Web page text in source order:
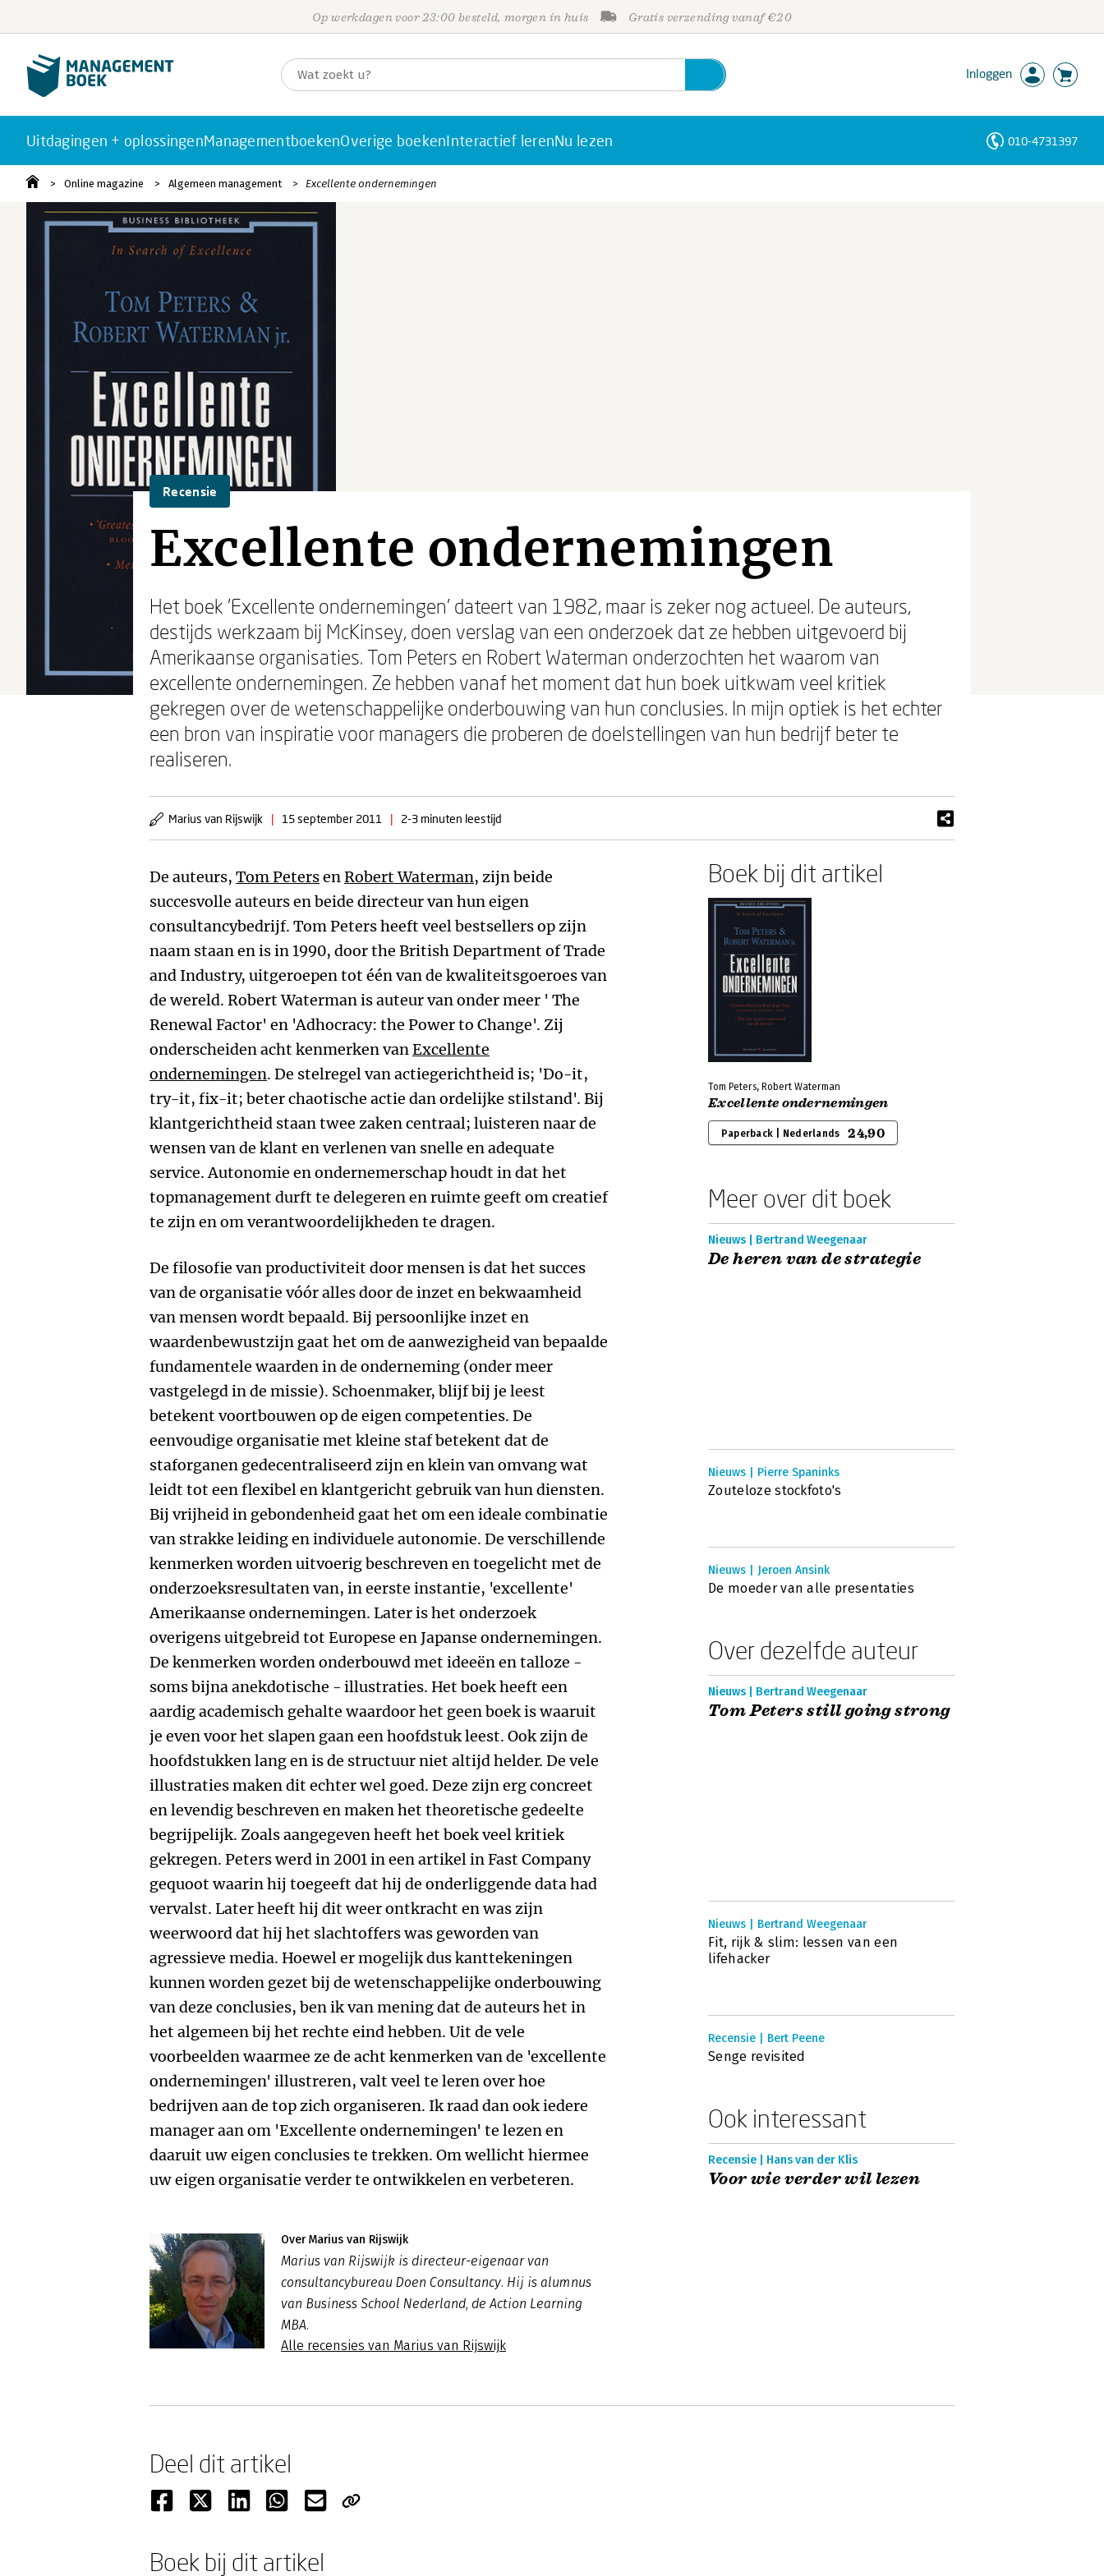
Op werkdagen voor 23:00 besteld, morgen in huis Gratis verzending vanaf €20
Inloggen
Uitdagingen + oplossingenManagementboekenOverige boekenInteractief lerenNu lezen 010-4731397
Online magazine Algemeen management Excellente ondernemingen
Recensie
Excellente ondernemingen
Het boek 'Excellente ondernemingen' dateert van 1982, maar is zeker nog actueel. De auteurs,
destijds werkzaam bij McKinsey, doen verslag van een onderzoek dat ze hebben uitgevoerd bij
Amerikaanse organisaties. Tom Peters en Robert Waterman onderzochten het waarom van
excellente ondernemingen. Ze hebben vanaf het moment dat hun boek uitkwam veel kritiek
gekregen over de wetenschappelijke onderbouwing van hun conclusies. In mijn optiek is het echter
een bron van inspiratie voor managers die proberen de doelstellingen van hun bedrijf beter te
realiseren.
Marius van Rijswijk | 15 september 2011 | 2-3 minuten leestijd
De auteurs, Tom PetersenRobert Waterman, zijn beide
succesvolle auteurs en beide directeur van hun eigen
consultancybedrijf. Tom Peters heeft veel bestsellers op zijn
naam staan en is in 1990, door the British Department of Trade
and Industry, uitgeroepen tot één van de kwaliteitsgoeroes van
de wereld. Robert Waterman is auteur van onder meer ' The
Renewal Factor' en 'Adhocracy: the Power to Change'. Zij
onderscheiden acht kenmerken vanExcellente
ondernemingen. De stelregel van actiegerichtheid is; 'Do-it,
try-it, fix-it; beter chaotische actie dan ordelijke stilstand'. Bij
klantgerichtheid staan twee zaken centraal; luisteren naar de
wensen van de klant en verlenen van snelle en adequate
service. Autonomie en ondernemerschap houdt in dat het
topmanagement durft te delegeren en ruimte geeft om creatief
te zijn en om verantwoordelijkheden te dragen.
De filosofie van productiviteit door mensen is dat het succes
van de organisatie vóór alles door de inzet en bekwaamheid
van mensen wordt bepaald. Bij persoonlijke inzet en
waardenbewustzijn gaat het om de aanwezigheid van bepaalde
fundamentele waarden in de onderneming (onder meer
vastgelegd in de missie). Schoenmaker, blijf bij je leest
betekent voortbouwen op de eigen competenties. De
eenvoudige organisatie met kleine staf betekent dat de
staforganen gedecentraliseerd zijn en klein van omvang wat
leidt tot een flexibel en klantgericht gebruik van hun diensten.
Bij vrijheid in gebondenheid gaat het om een ideale combinatie
van strakke leiding en individuele autonomie. De verschillende
kenmerken worden uitvoerig beschreven en toegelicht met de
onderzoeksresultaten van, in eerste instantie, 'excellente'
Amerikaanse ondernemingen. Later is het onderzoek
overigens uitgebreid tot Europese en Japanse ondernemingen.
De kenmerken worden onderbouwd met ideeën en talloze -
soms bijna anekdotische - illustraties. Het boek heeft een
aardig academisch gehalte waardoor het geen boek is waaruit
je even voor het slapen gaan een hoofdstuk leest. Ook zijn de
hoofdstukken lang en is de structuur niet altijd helder. De vele
illustraties maken dit echter wel goed. Deze zijn erg concreet
en levendig beschreven en maken het theoretische gedeelte
begrijpelijk. Zoals aangegeven heeft het boek veel kritiek
gekregen. Peters werd in 2001 in een artikel in Fast Company
gequoot waarin hij toegeeft dat hij de onderliggende data had
vervalst. Later heeft hij dit weer ontkracht en was zijn
weerwoord dat hij het slachtoffers was geworden van
agressieve media. Hoewel er mogelijk dus kanttekeningen
kunnen worden gezet bij de wetenschappelijke onderbouwing
van deze conclusies, ben ik van mening dat de auteurs het in
het algemeen bij het rechte eind hebben. Uit de vele
voorbeelden waarmee ze de acht kenmerken van de 'excellente
ondernemingen' illustreren, valt veel te leren over hoe
bedrijven aan de top zich organiseren. Ik raad dan ook iedere
manager aan om 'Excellente ondernemingen' te lezen en
daaruit uw eigen conclusies te trekken. Om wellicht hiermee
uw eigen organisatie verder te ontwikkelen en verbeteren.
Over Marius van Rijswijk
Marius van Rijswijk is directeur-eigenaar van
consultancybureau Doen Consultancy. Hij is alumnus
van Business School Nederland, de Action Learning
MBA.
Alle recensies van Marius van Rijswijk
Boek bij dit artikel
Tom Peters, Robert Waterman
Excellente ondernemingen
Paperback | Nederlands 24,90
Meer over dit boek
Nieuws | Bertrand Weegenaar
De heren van de strategie
Nieuws | Pierre Spaninks
Zouteloze stockfoto's
Nieuws | Jeroen Ansink
De moeder van alle presentaties
Over dezelfde auteur
Nieuws | Bertrand Weegenaar
Tom Peters still going strong
Nieuws | Bertrand Weegenaar
Fit, rijk & slim: lessen van een
lifehacker
Recensie | Bert Peene
Senge revisited
Ook interessant
Recensie | Hans van der Klis
Voor wie verder wil lezen
Deel dit artikel
Boek bij dit artikel
Personen